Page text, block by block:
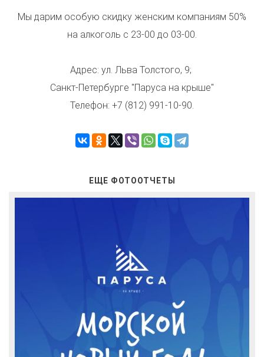
Мы дарим особую скидку женским компаниям 50%
на алкоголь​ с 23-00 до 03-00.
Адрес: ул. Льва Толстого, 9;
Санкт-Петербурге "Паруса на крыше"
Телефон: +7 (812) 991-10-90.
ЕЩЕ ФОТООТЧЕТЫ